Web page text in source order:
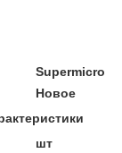
Supermicro
Новое
шт